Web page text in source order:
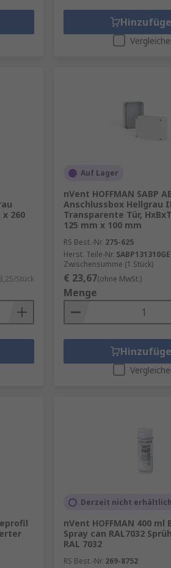
x 260
Stück
Auf Lager
nVent HOFFMAN SABP
Anschlussbox Hellgrau
Transparente Tür,
125 mm x 100 mm
RS Best.-Nr. 275-625
Herst. Teile-Nr. SABP131310GE
Zwischensumme (1 Stück)
€ 23,67(ohne MwSt.)
Menge
Derzeit nicht erhältlich
nVent HOFFMAN 400 ml
Spray can RAL7032
RAL 7032
RS Best.-Nr. 269-8752